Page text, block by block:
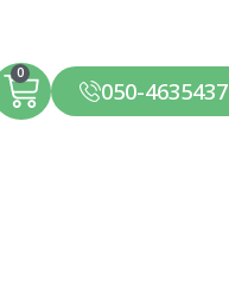
050-4635437
0